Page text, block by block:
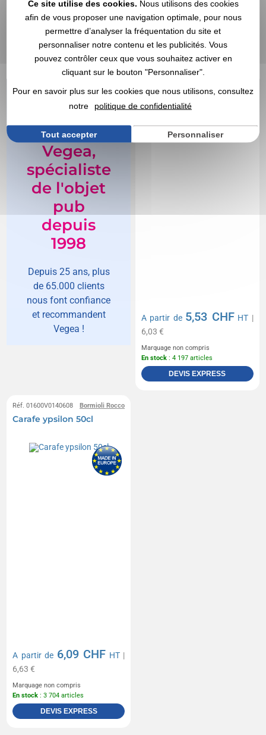
En stock : 4 725 articles
DEVIS EXPRESS
DEVIS EXPRESS
Vegea,
spécialiste
de l'objet
pub
depuis
1998
Depuis 25 ans, plus
de 65.000 clients
nous font confiance
et recommandent
Vegea !
Réf. 01600V0140621
A partir de 5,53 CHF HT |
6,03 €
Marquage non compris
En stock : 4 197 articles
DEVIS EXPRESS
Bormioli Rocco
Réf. 01600V0140608
Carafe ypsilon 50cl
A partir de 6,09 CHF HT|
6,63 €
Marquage non compris
En stock : 3 704 articles
DEVIS EXPRESS
Ce site utilise des cookies. Nous utilisons des cookies
afin de vous proposer une navigation optimale, pour nous
permettre d’analyser la fréquentation du site et
personnaliser notre contenu et les publicités. Vous
pouvez contrôler ceux que vous souhaitez activer en
cliquant sur le bouton "Personnaliser".
Pour en savoir plus sur les cookies que nous utilisons, consultez
notre
politique de confidentialité
Tout accepter Personnaliser